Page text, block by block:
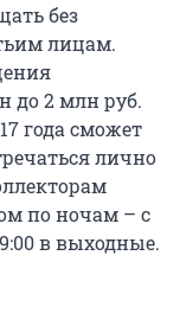
без
лицам.
до 2 млн руб.
года сможет
лично
по ночам – с
в выходные.